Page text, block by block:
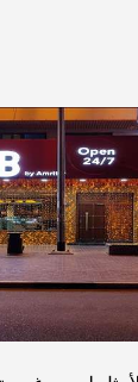
في دبي مع
في دبي: فخامة
بها في وسط